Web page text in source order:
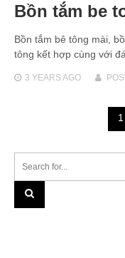
Bồn tắm be
Bồn tắm bê tông mài,
tông kết hợp cùng với
3 YEARSAGO
1